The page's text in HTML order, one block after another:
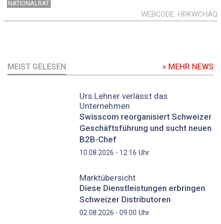
NATIONALRAT
WEBCODE HRKWCHAQ
MEIST GELESEN » MEHR NEWS
Urs Lehner verlässt das
Unternehmen
Swisscom reorganisiert Schweizer
Geschäftsführung und sucht neuen
B2B-Chef
10.08.2026 - 12:16 Uhr
Marktübersicht
Diese Dienstleistungen erbringen
Schweizer Distributoren
02.08.2026 - 09:00 Uhr